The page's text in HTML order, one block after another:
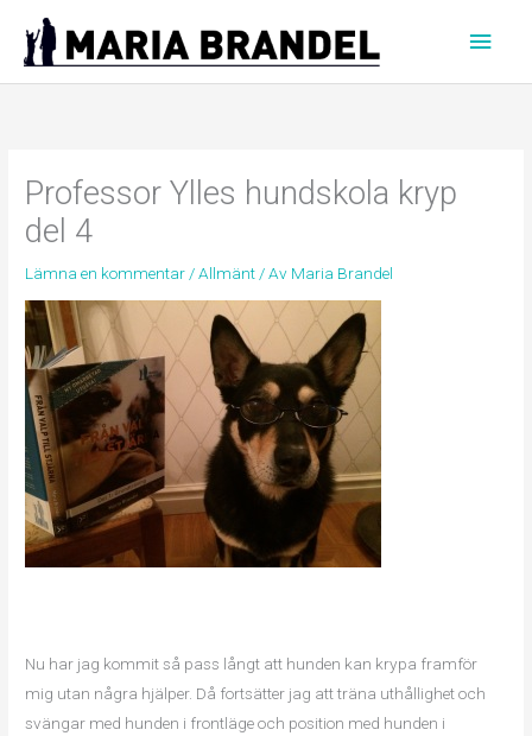
innehåll
Professor Ylles hundskola kryp
del 4
Lämna en kommentar /Allmänt / Av Maria Brandel
Nu har jag kommit så pass långt att hunden kan krypa framför
mig utan några hjälper. Då fortsätter jag att träna uthållighet och
svängar med hunden i frontläge och position med hunden i